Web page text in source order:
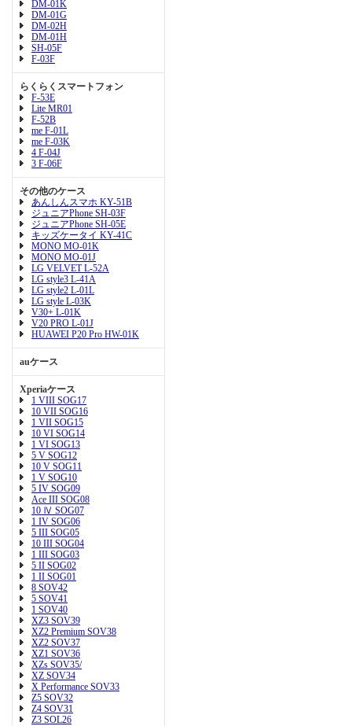
DM-01K
DM-01G
DM-02H
DM-01H
SH-05F
F-03F
らくらくスマートフォン
F-53E
Lite MR01
F-52B
me F-01L
me F-03K
4 F-04J
3 F-06F
その他のケース
あんしんスマホ KY-51B
ジュニアPhone SH-03F
ジュニアPhone SH-05E
キッズケータイ KY-41C
MONO MO-01K
MONO MO-01J
LG VELVET L-52A
LG style3 L-41A
LG style2 L-01L
LG style L-03K
V30+ L-01K
V20 PRO L-01J
HUAWEI P20 Pro HW-01K
auケース
Xperiaケース
1 VIII SOG17
10 VII SOG16
1 VII SOG15
10 VI SOG14
1 VI SOG13
5 V SOG12
10 V SOG11
1 V SOG10
5 IV SOG09
Ace III SOG08
10 Ⅳ SOG07
1 IV SOG06
5 III SOG05
10 III SOG04
1 III SOG03
5 II SOG02
1 II SOG01
8 SOV42
5 SOV41
1 SOV40
XZ3 SOV39
XZ2 Premium SOV38
XZ2 SOV37
XZ1 SOV36
XZs SOV35/
XZ SOV34
X Performance SOV33
Z5 SOV32
Z4 SOV31
Z3 SOL26